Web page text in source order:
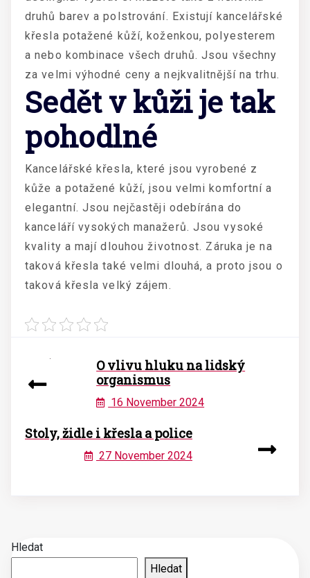
druhů barev a polstrování. Existují kancelářské
křesla potažené kůží, koženkou, polyesterem
a nebo kombinace všech druhů. Jsou všechny
za velmi výhodné ceny a nejkvalitnější na trhu.
Sedět v kůži je tak
pohodlné
Kancelářské křesla, které jsou vyrobené z
kůže a potažené kůží, jsou velmi komfortní a
elegantní. Jsou nejčastěji odebírána do
kanceláří vysokých manažerů. Jsou vysoké
kvality a mají dlouhou životnost. Záruka je na
taková křesla také velmi dlouhá, a proto jsou o
taková křesla velký zájem.
O vlivu hluku na lidský
organismus
16 November 2024
Stoly, židle i křesla a police
27 November 2024
Hledat
Hledat